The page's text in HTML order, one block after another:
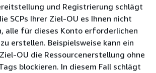
und Registrierung schlägt
SCPs Ihrer Ziel-OU es Ihnen nicht
alle für dieses Konto erforderlichen
erstellen. Beispielsweise kann ein
OU die Ressourcenerstellung ohne
blockieren. In diesem Fall schlägt